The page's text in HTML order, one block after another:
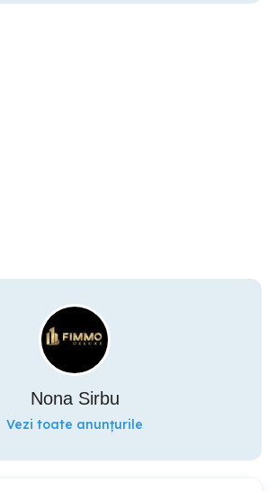
Nona Sirbu
Vezi toate anunțurile